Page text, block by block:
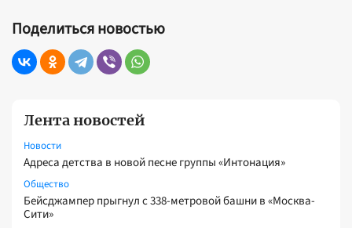
Лента новостей
Новости
Адреса детства в новой песне группы «Интонация»
Общество
Бейсджампер прыгнул с 338-метровой башни в «Москва-
Сити»
Поделиться новостью